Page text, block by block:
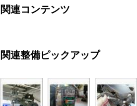
関連コンテンツ
関連整備ピックアップ